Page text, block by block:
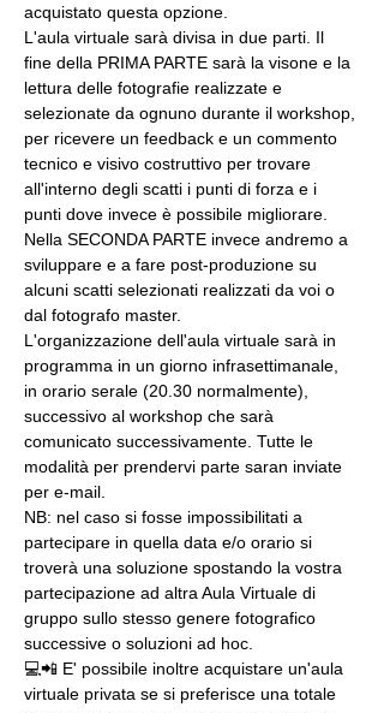
acquistato questa opzione.
L'aula virtuale sarà divisa in due parti. Il
fine della PRIMA PARTE sarà la visone e la
lettura delle fotografie realizzate e
selezionate da ognuno durante il workshop,
per ricevere un feedback e un commento
tecnico e visivo costruttivo per trovare
all'interno degli scatti i punti di forza e i
punti dove invece è possibile migliorare.
Nella SECONDA PARTE invece andremo a
sviluppare e a fare post-produzione su
alcuni scatti selezionati realizzati da voi o
dal fotografo master.
L'organizzazione dell'aula virtuale sarà in
programma in un giorno infrasettimanale,
in orario serale (20.30 normalmente),
successivo al workshop che sarà
comunicato successivamente. Tutte le
modalità per prendervi parte saran inviate
per e-mail.
NB: nel caso si fosse impossibilitati a
partecipare in quella data e/o orario si
troverà una soluzione spostando la vostra
partecipazione ad altra Aula Virtuale di
gruppo sullo stesso genere fotografico
successive o soluzioni ad hoc.
💻📲 E' possibile inoltre acquistare un'aula
virtuale privata se si preferisce una totale